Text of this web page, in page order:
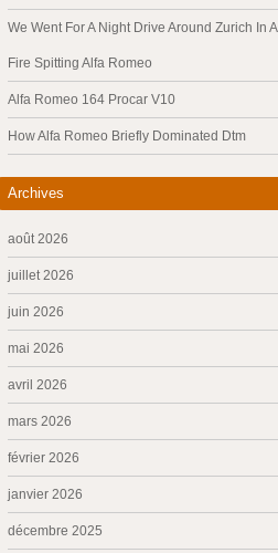
We Went For A Night Drive Around Zurich In A
Fire Spitting Alfa Romeo
Alfa Romeo 164 Procar V10
How Alfa Romeo Briefly Dominated Dtm
Archives
août 2026
juillet 2026
juin 2026
mai 2026
avril 2026
mars 2026
février 2026
janvier 2026
décembre 2025